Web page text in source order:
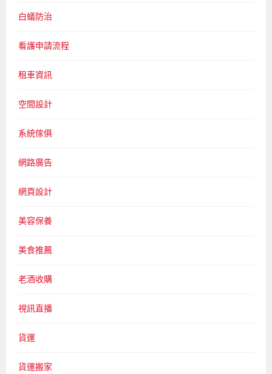
白蟻防治
看護申請流程
租車資訊
空間設計
系統傢俱
網路廣告
網頁設計
美容保養
美食推薦
老酒收購
視訊直播
貨運
貨運搬家